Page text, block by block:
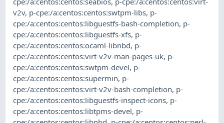
v2v, p-cpe:/a:centos:centos:swtpm-libs, p-
cpe:/a:centos:centos:libguestfs-bash-completion, p-
cpe:/a:centos:centos:libguestfs-xfs, p-
cpe:/a:centos:centos:ocaml-libnbd, p-
cpe:/a:centos:centos:virt-v2v-man-pages-uk, p-
cpe:/a:centos:centos:swtpm-devel, p-
cpe:/a:centos:centos:supermin, p-
cpe:/a:centos:centos:virt-v2v-bash-completion, p-
cpe:/a:centos:centos:libguestfs-inspect-icons, p-
cpe:/a:centos:centos:libtpms-devel, p-